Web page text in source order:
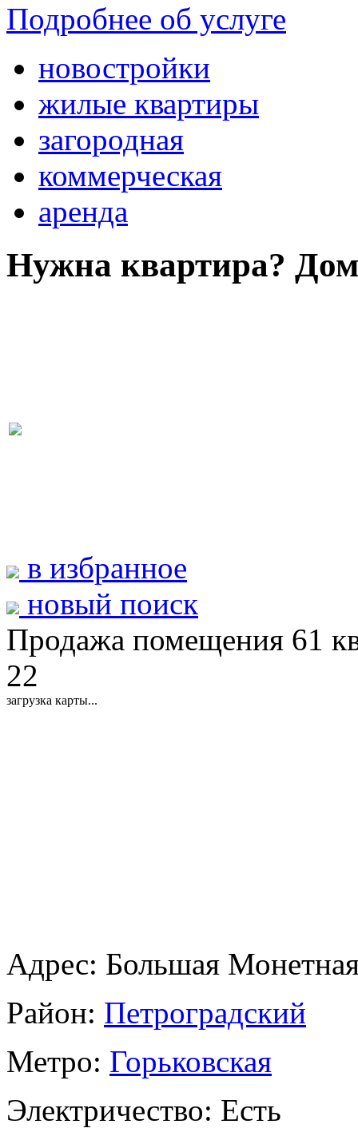
Подробнее об услуге
новостройки
жилые квартиры
загородная
коммерческая
аренда
Нужна квартира?
в избранное
новый поиск
Продажа помещения 61
22
загрузка карты...
Адрес: Большая
Район: Петроградский
Метро: Горьковская
Электричество: Есть